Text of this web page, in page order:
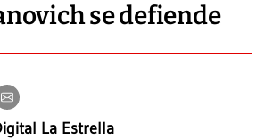
se defiende
La Estrella